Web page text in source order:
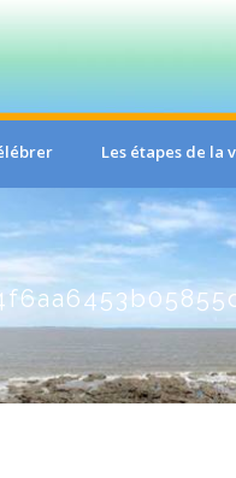
Les étapes de la